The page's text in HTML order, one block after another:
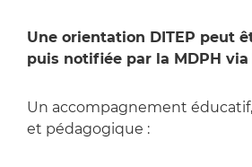
Une orientation DITEP peut
puis notifiée par la MDPH via
Un accompagnement
et pédagogique :